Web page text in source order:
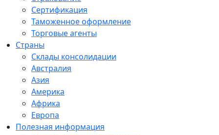
Cертификация
Таможенное оформление
Торговые агенты
Страны
Склады консолидации
Австралия
Азия
Америка
Африка
Европа
Полезная информация